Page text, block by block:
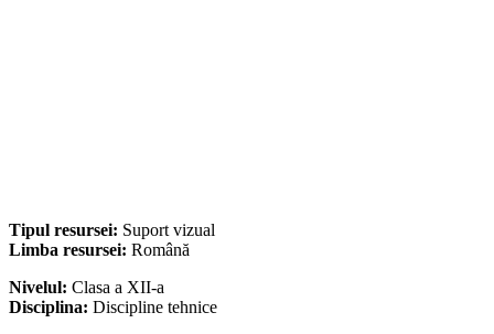
Tipul resursei: Suport vizual
Limba resursei: Română
Nivelul: Clasa a XII-a
Disciplina: Discipline tehnice